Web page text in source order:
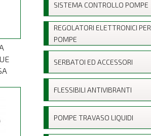
SISTEMA CONTROLLO POMPE
REGOLATORI ELETTRONICI PER
POMPE
SERBATOI ED ACCESSORI
FLESSIBILI ANTIVIBRANTI
POMPE TRAVASO LIQUIDI